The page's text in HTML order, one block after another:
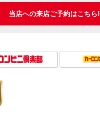
当店への来店ご予約はこちら!